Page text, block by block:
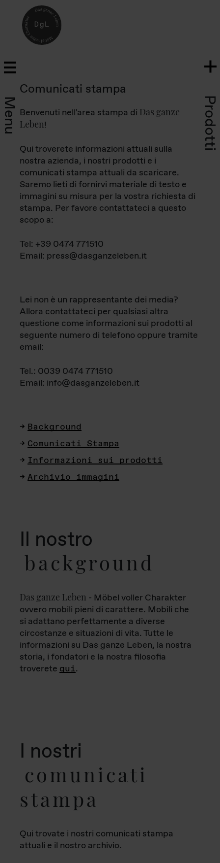
Menu Prodotti
Comunicati stampa
Benvenuti nell'area stampa di Das ganze
Leben!
Qui troverete informazioni attuali sulla
nostra azienda, i nostri prodotti e i
comunicati stampa attuali da scaricare.
Saremo lieti di fornirvi materiale di testo e
immagini su misura per la vostra richiesta di
stampa. Per favore contattateci a questo
scopo a:
Tel: +39 0474 771510
Email: press@dasganzeleben.it
Lei non è un rappresentante dei media?
Allora contattateci per qualsiasi altra
questione come informazioni sui prodotti al
seguente numero di telefono oppure tramite
email:
Tel.: 0039 0474 771510
Email: info@dasganzeleben.it
Background
Comunicati Stampa
Informazioni sui prodotti
Archivio immagini
Il nostro
background
Das ganze Leben - Möbel voller Charakter
ovvero mobili pieni di carattere. Mobili che
si adattano perfettamente a diverse
circostanze e situazioni di vita. Tutte le
informazioni su Das ganze Leben, la nostra
storia, i fondatori e la nostra filosofia
troverete qui.
I nostri
comunicati
stampa
Qui trovate i nostri comunicati stampa
attuali e il nostro archivio.